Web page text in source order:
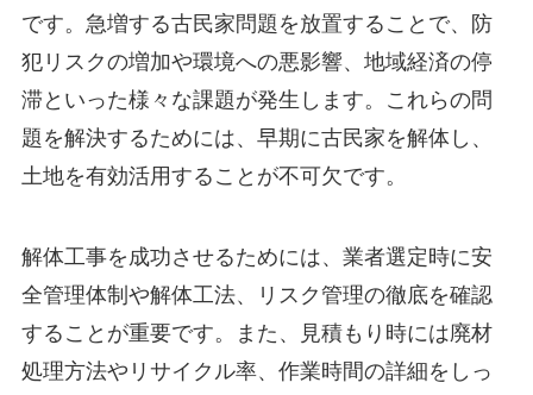
です。急増する古民家問題を放置することで、防
犯リスクの増加や環境への悪影響、地域経済の停
滞といった様々な課題が発生します。これらの問
題を解決するためには、早期に古民家を解体し、
土地を有効活用することが不可欠です。
解体工事を成功させるためには、業者選定時に安
全管理体制や解体工法、リスク管理の徹底を確認
することが重要です。また、見積もり時には廃材
処理方法やリサイクル率、作業時間の詳細をしっ